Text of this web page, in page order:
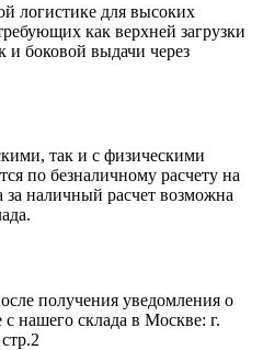
логистике для высоких
как верхней загрузки
и боковой выдачи через
так и с физическими
по безналичному расчету на
наличный расчет возможна
получения уведомления о
с нашего склада в Москве: г.